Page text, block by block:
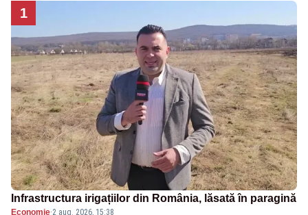
1
Infrastructura irigațiilor din România, lăsată în paragină
Economie·2 aug. 2026, 15:38